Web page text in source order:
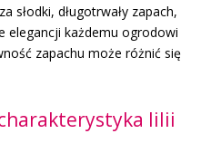
słodki, długotrwały zapach,
elegancji każdemu ogrodowi
zapachu może różnić się
lilii